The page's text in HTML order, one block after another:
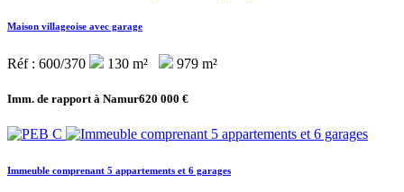
Maison villageoise avec garage
Réf : 600/370 130 m² 979 m²
Imm. de rapport à Namur620 000 €
Immeuble comprenant 5 appartements et 6 garages